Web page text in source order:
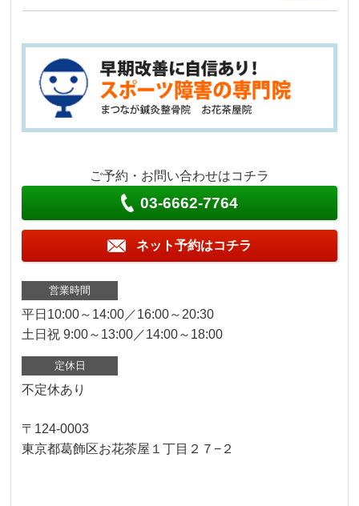
ご予約・お問い合わせはコチラ
03-6662-7764
ネット予約はコチラ
営業時間
平日10:00～14:00／16:00～20:30
土日祝 9:00～13:00／14:00～18:00
定休日
不定休あり
〒124-0003
東京都葛飾区お花茶屋１丁目２７−２